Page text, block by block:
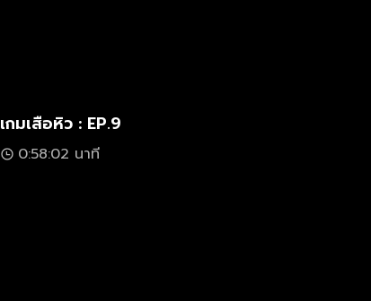
เกมเสือหิว : EP.9
0:58:02 นาที